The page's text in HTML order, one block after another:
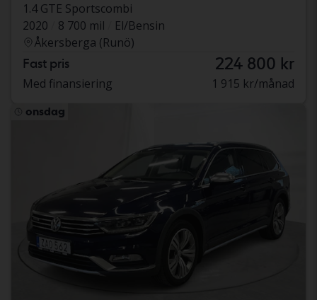
1.4 GTE Sportscombi
2020
8 700 mil
El/Bensin
Åkersberga (Runö)
Fast pris 224 800 kr
Med finansiering 1 915 kr/månad
onsdag